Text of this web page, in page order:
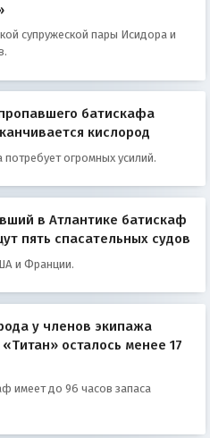
супружеской пары Исидора и
батискафа
кислород
огромных усилий.
в Атлантике батискаф
пять спасательных судов
и Франции.
у членов экипажа
осталось менее 17
имеет до 96 часов запаса